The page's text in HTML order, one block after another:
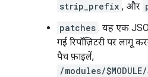
strip_prefix , और
patches : यह एक
गई रिपॉज़िटरी पर लागू
पैच फ़ाइलें,
/modules/